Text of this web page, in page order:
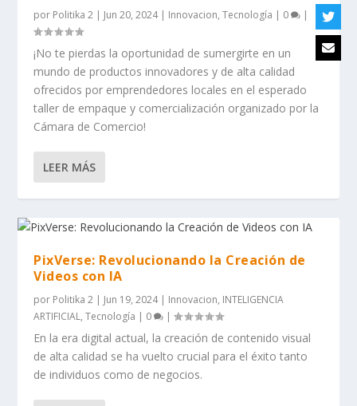
por Politika 2 | Jun 20, 2024| Innovacion,Tecnología | 0 |
¡No te pierdas la oportunidad de sumergirte en un
mundo de productos innovadores y de alta calidad
ofrecidos por emprendedores locales en el esperado
taller de empaque y comercialización organizado por la
Cámara de Comercio!
LEER MÁS
PixVerse: Revolucionando la Creación de
Videos con IA
por Politika 2 | Jun 19, 2024| Innovacion, INTELIGENCIA
ARTIFICIAL,Tecnología | 0 |
En la era digital actual, la creación de contenido visual
de alta calidad se ha vuelto crucial para el éxito tanto
de individuos como de negocios.